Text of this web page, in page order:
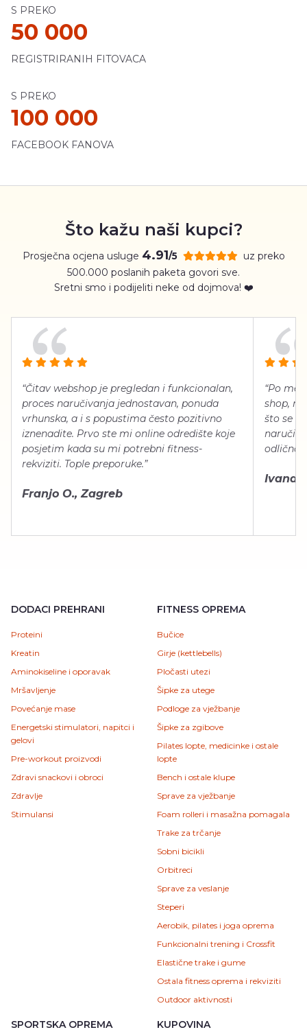
S PREKO
50 000
REGISTRIRANIH FITOVACA
S PREKO
100 000
FACEBOOK FANOVA
Što kažu naši kupci?
Prosječna ocjena usluge 4.91/5
uz preko
500.000 poslanih paketa govori sve.
Sretni smo i podijeliti neke od dojmova! ❤️
“Čitav webshop je pregledan i funkcionalan,
proces naručivanja jednostavan, ponuda
vrhunska, a i s popustima često pozitivno
iznenadite. Prvo ste mi online odredište koje
posjetim kada su mi potrebni fitness-
rekviziti. Tople preporuke.”
Franjo O., Zagreb
“Po
shop,
što se
naručiti,
odlično
Ivana
DODACI PREHRANI
Proteini
Kreatin
Aminokiseline i oporavak
Mršavljenje
Povećanje mase
Energetski stimulatori, napitci i
gelovi
Pre-workout proizvodi
Zdravi snackovi i obroci
Zdravlje
Stimulansi
FITNESS OPREMA
Bučice
Girje (kettlebells)
Pločasti utezi
Šipke za utege
Podloge za vježbanje
Šipke za zgibove
Pilates lopte, medicinke i ostale
lopte
Bench i ostale klupe
Sprave za vježbanje
Foam rolleri i masažna pomagala
Trake za trčanje
Sobni bicikli
Orbitreci
Sprave za veslanje
Steperi
Aerobik, pilates i joga oprema
Funkcionalni trening i Crossfit
Elastične trake i gume
Ostala fitness oprema i rekviziti
Outdoor aktivnosti
SPORTSKA OPREMA KUPOVINA